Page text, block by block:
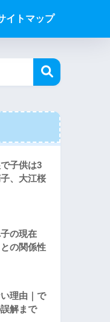
イトマップ
子供は3
、大江桜
の現在
の関係性
理由｜で
解まで